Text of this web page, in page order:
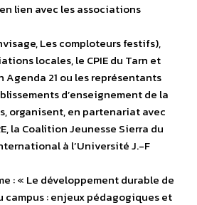
lien avec les associations
Les comploteurs festifs),
locales, le CPIE du Tarn et
Agenda 21 ou les représentants
d’enseignement de la
organisent, en partenariat avec
la Coalition Jeunesse Sierra du
à l’Université J.-F
: « Le développement durable de
campus : enjeux pédagogiques et